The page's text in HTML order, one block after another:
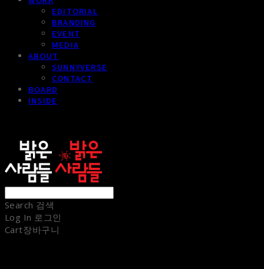
EDITORIAL
BRANDING
EVENT
MEDIA
ABOUT
SUNNYVERSE
CONTACT
BOARD
INSIDE
Search 검색
Log In 로그인
Cart장바구니